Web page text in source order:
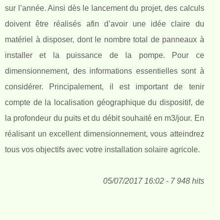
sur l’année. Ainsi dès le lancement du projet, des calculs
doivent être réalisés afin d’avoir une idée claire du
matériel à disposer, dont le nombre total de panneaux à
installer et la puissance de la pompe. Pour ce
dimensionnement, des informations essentielles sont à
considérer. Principalement, il est important de tenir
compte de la localisation géographique du dispositif, de
la profondeur du puits et du débit souhaité en m3/jour. En
réalisant un excellent dimensionnement, vous atteindrez
tous vos objectifs avec votre installation solaire agricole.
05/07/2017 16:02 - 7 948 hits